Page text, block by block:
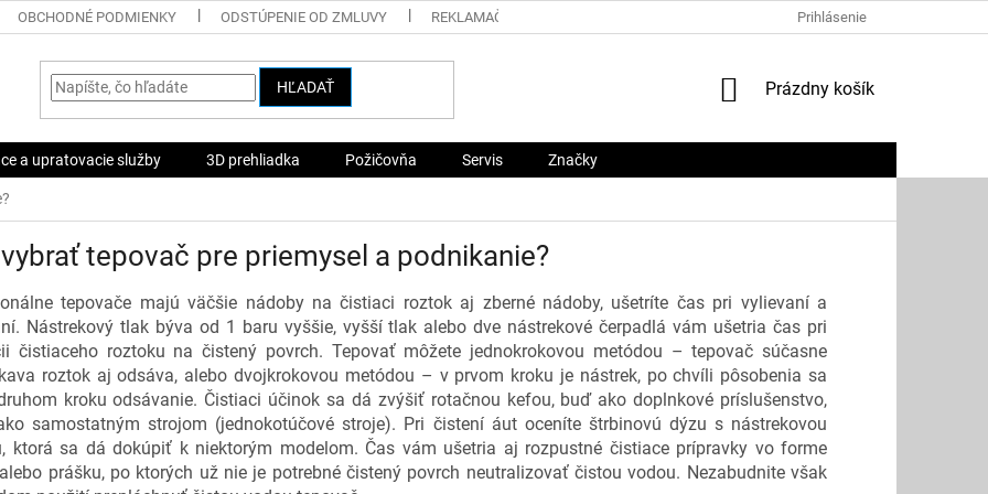
OBCHODNÉ PODMIENKY ODSTÚPENIE OD ZMLUVY REKLAMAČNÝ PORIADOK O NÁS
Prihlásenie
HĽADAŤ
NÁKUPNÝ
Prázdny košík
a upratovacie služby 3D prehliadka Požičovňa Servis Značky
tepovač pre priemysel a podnikanie?
tepovače majú väčšie nádoby na čistiaci roztok aj zberné nádoby, ušetríte čas pri vylievaní a
Nástrekový tlak býva od 1 baru vyššie, vyšší tlak alebo dve nástrekové čerpadlá vám ušetria čas pri
čistiaceho roztoku na čistený povrch. Tepovať môžete jednokrokovou metódou – tepovač súčasne
roztok aj odsáva, alebo dvojkrokovou metódou – v prvom kroku je nástrek, po chvíli pôsobenia sa
kroku odsávanie. Čistiaci účinok sa dá zvýšiť rotačnou kefou, buď ako doplnkové príslušenstvo,
samostatným strojom (jednokotúčové stroje). Pri čistení áut oceníte štrbinovú dýzu s nástrekovou
ktorá sa dá dokúpiť k niektorým modelom. Čas vám ušetria aj rozpustné čistiace prípravky vo forme
prášku, po ktorých už nie je potrebné čistený povrch neutralizovať čistou vodou. Nezabudnite však